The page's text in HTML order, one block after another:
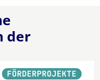
der
FÖRDERPROJEKTE